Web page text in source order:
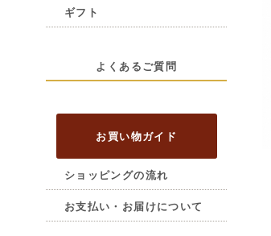
ギフト
よくあるご質問
お買い物ガイド
ショッピングの流れ
お支払い・お届けについて